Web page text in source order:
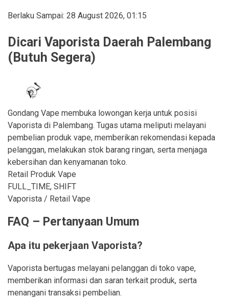
Berlaku Sampai: 28 August 2026, 01:15
Dicari Vaporista Daerah Palembang
(Butuh Segera)
Gondang Vape membuka lowongan kerja untuk posisi
Vaporista di Palembang. Tugas utama meliputi melayani
pembelian produk vape, memberikan rekomendasi kepada
pelanggan, melakukan stok barang ringan, serta menjaga
kebersihan dan kenyamanan toko.
Retail Produk Vape
FULL_TIME, SHIFT
Vaporista / Retail Vape
FAQ – Pertanyaan Umum
Apa itu pekerjaan Vaporista?
Vaporista bertugas melayani pelanggan di toko vape,
memberikan informasi dan saran terkait produk, serta
menangani transaksi pembelian.